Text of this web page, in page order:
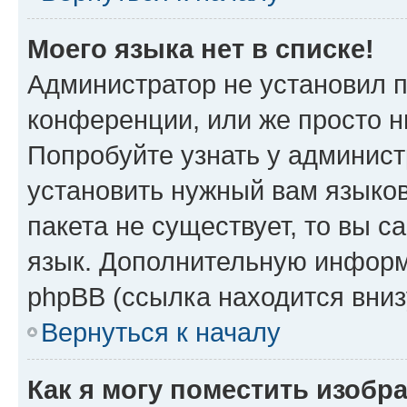
Моего языка нет в списке!
Администратор не установил
конференции, или же просто
Попробуйте узнать у
установить нужный вам
пакета не существует, то вы
язык. Дополнительную
phpBB (ссылка находится
Вернуться к началу
Как я могу поместить